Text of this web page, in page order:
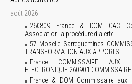
août 2026
260809 France & DOM CAC
Association la procédure d’alerte
57 Moselle Sarreguemines
TRANSFORMATION AUX APPORTS
France COMMISSAIRE AUX
ELECTRONIQUE 260901
France & DOM Commissaire aux